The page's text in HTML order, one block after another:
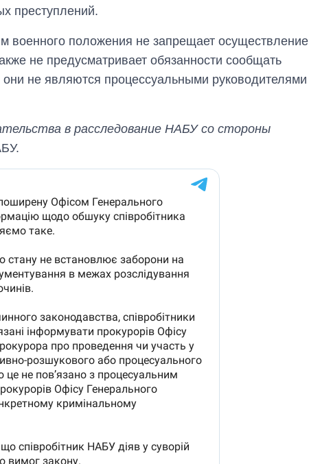
преступлений.
военного положения не запрещает осуществление
не предусматривает обязанности сообщать
не являются процессуальными руководителями
в расследование НАБУ со стороны